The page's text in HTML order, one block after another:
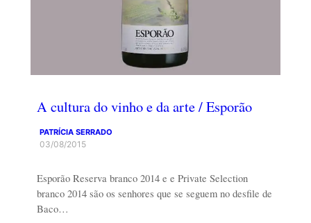
A cultura do vinho e da arte / Esporão
PATRÍCIA SERRADO
03/08/2015
Esporão Reserva branco 2014 e e Private Selection
branco 2014 são os senhores que se seguem no desfile de
Baco…